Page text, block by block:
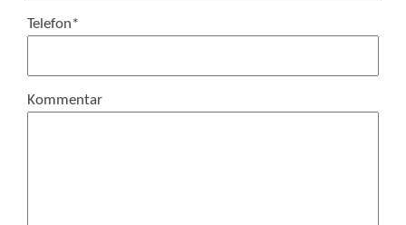
Telefon*
Kommentar